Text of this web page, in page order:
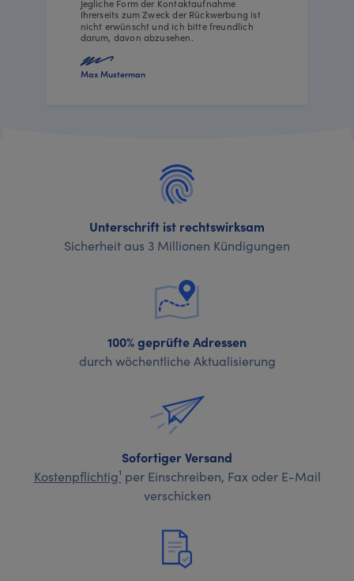
Jegliche Form der Kontaktaufnahme
Ihrerseits zum Zweck der Rückwerbung ist
nicht erwünscht und ich bitte freundlich
darum, davon abzusehen.
Max Musterman
Unterschrift ist rechtswirksam
Sicherheit aus 3 Millionen Kündigungen
100% geprüfte Adressen
durch wöchentliche Aktualisierung
Sofortiger Versand
Kostenpflichtig¹ per Einschreiben, Fax oder E-Mail
verschicken